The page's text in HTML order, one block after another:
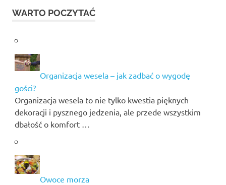
WARTO POCZYTAĆ
Organizacja wesela – jak zadbać o wygodę
gości?
Organizacja wesela to nie tylko kwestia pięknych
dekoracji i pysznego jedzenia, ale przede wszystkim
dbałość o komfort …
Owoce morza